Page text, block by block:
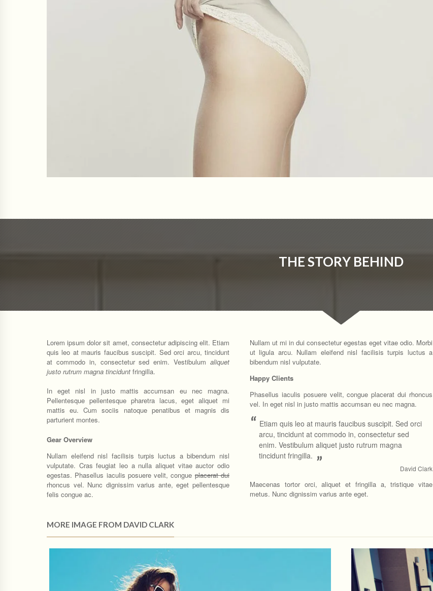
THE STORY BEHIND
Lorem ipsum dolor sit amet, consectetur adipiscing elit. Etiam
quis leo at mauris faucibus suscipit. Sed orci arcu, tincidunt
at commodo in, consectetur sed enim. Vestibulum aliquet
justo rutrum magna tincidunt fringilla.
In eget nisl in justo mattis accumsan eu nec magna.
Pellentesque pellentesque pharetra lacus, eget aliquet mi
mattis eu. Cum sociis natoque penatibus et magnis dis
parturient montes.
Gear Overview
Nullam eleifend nisl facilisis turpis luctus a bibendum nisl
vulputate. Cras feugiat leo a nulla aliquet vitae auctor odio
egestas. Phasellus iaculis posuere velit, congueplacerat dui
rhoncus vel. Nunc dignissim varius ante, eget pellentesque
felis congue ac.
Nullam ut mi in dui consectetur egestas eget vitae odio. Morbi
ut ligula arcu. Nullam eleifend nisl facilisis turpis luctus a
bibendum nisl vulputate.
Happy Clients
Phasellus iaculis posuere velit, congue placerat dui rhoncus
vel. In eget nisl in justo mattis accumsan eu nec magna.
“ Etiam quis leo at mauris faucibus suscipit. Sed orci
arcu, tincidunt at commodo in, consectetur sed
enim. Vestibulum aliquet justo rutrum magna
tincidunt fringilla. ” David Clark
Maecenas tortor orci, aliquet et fringilla a, tristique vitae
metus. Nunc dignissim varius ante eget.
MORE IMAGE FROM DAVID CLARK